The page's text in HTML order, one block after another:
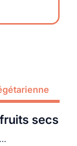
secs